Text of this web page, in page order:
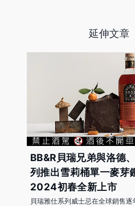
延伸文章
BB&R貝瑞兄弟與洛德
列推出雪莉桶單一麥芽
2024初春全新上市
貝瑞雅仕系列威士忌在全球銷售